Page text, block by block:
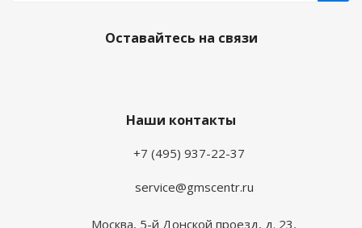
Оставайтесь на связи
Наши контакты
+7 (495) 937-22-37
service@gmscentr.ru
Москва, 5-й Донской проезд, д. 23,